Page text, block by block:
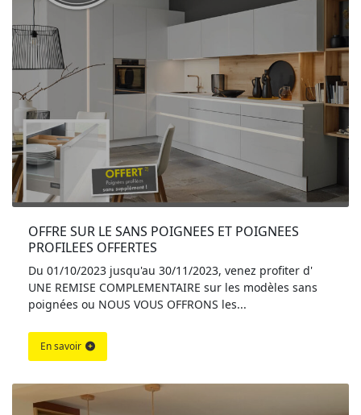
OFFRE SUR LE SANS POIGNEES ET POIGNEES
PROFILEES OFFERTES
Du 01/10/2023 jusqu'au 30/11/2023, venez profiter d'
UNE REMISE COMPLEMENTAIRE sur les modèles sans
poignées ou NOUS VOUS OFFRONS les...
En savoir